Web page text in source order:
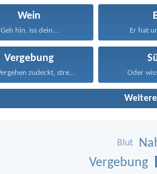
Wein
Geh hin, iss dein... Er hat
Vergebung
Wer Vergehen zudeckt, strebt... Oder
Blut
Vergebung